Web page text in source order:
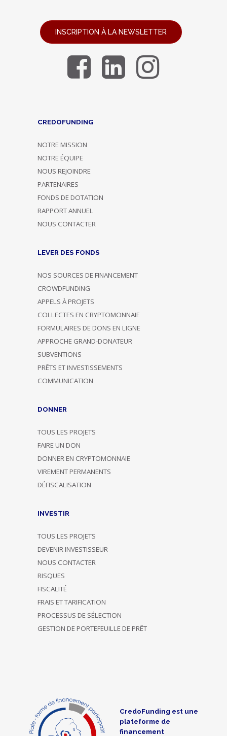
INSCRIPTION À LA NEWSLETTER
CREDOFUNDING
NOTRE MISSION
NOTRE ÉQUIPE
NOUS REJOINDRE
PARTENAIRES
FONDS DE DOTATION
RAPPORT ANNUEL
NOUS CONTACTER
LEVER DES FONDS
NOS SOURCES DE FINANCEMENT
CROWDFUNDING
APPELS À PROJETS
COLLECTES EN CRYPTOMONNAIE
FORMULAIRES DE DONS EN LIGNE
APPROCHE GRAND-DONATEUR
SUBVENTIONS
PRÊTS ET INVESTISSEMENTS
COMMUNICATION
DONNER
TOUS LES PROJETS
FAIRE UN DON
DONNER EN CRYPTOMONNAIE
VIREMENT PERMANENTS
DÉFISCALISATION
INVESTIR
TOUS LES PROJETS
DEVENIR INVESTISSEUR
NOUS CONTACTER
RISQUES
FISCALITÉ
FRAIS ET TARIFICATION
PROCESSUS DE SÉLECTION
GESTION DE PORTEFEUILLE DE PRÊT
CredoFunding est une
plateforme de
financement